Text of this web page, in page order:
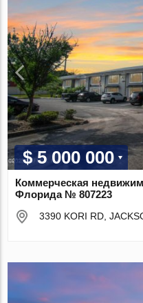
$ 5 000 000
Коммерческая
Флорида № 807223
3390 KORI RD,